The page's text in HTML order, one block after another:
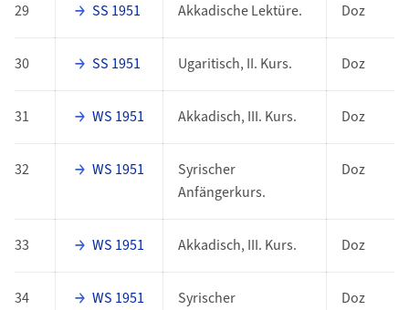
29 SS 1951 Akkadische Lektüre. Doz
30 SS 1951 Ugaritisch, II. Kurs. Doz
31 WS 1951 Akkadisch, III. Kurs. Doz
32 WS 1951
Syrischer
Anfängerkurs.
Doz
33 WS 1951 Akkadisch, III. Kurs. Doz
34 WS 1951
Syrischer
Doz